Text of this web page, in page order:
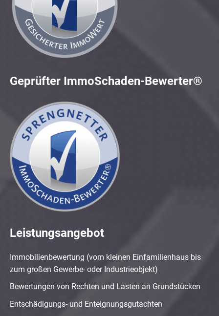
Geprüfter ImmoSchaden-Bewerter®
Leistungsangebot
Immobilienbewertung (vom kleinen Einfamilienhaus bis
zum großen Gewerbe- oder Industrieobjekt)
Bewertungen von Rechten und Lasten an Grundstücken
Entschädigungs- und Enteignungsgutachten